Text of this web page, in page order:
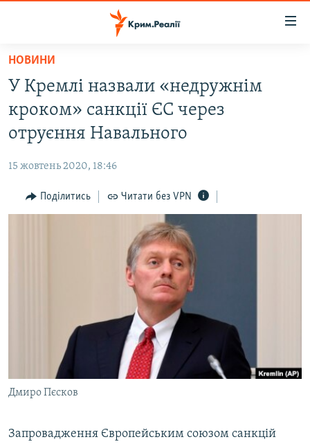
Перейти
основного
матеріалу
Перейти
до
основної
Перейти
до
ВОДА.КРИМ
ВІДЕО ТА ФОТО
БЛОГИ
ПОГЛЯД
ВІДЕОУРОКИ «ELIFBE»
СВІДЧЕННЯ ОКУПАЦІЇ
УКРАЇНСЬКА ПРОБЛЕМА КРИМУ
ІНФОГРАФІКА
ЯК ОБІЙТИ БЛОКУВАННЯ
Qırımtatar
ДОЛУЧАЙСЯ!
НОВИНИ
У Кремлі назвали «недружнім
кроком» санкції ЄС через
отруєння Навального
15 жовтень 2020, 18:46
Поділитись Читати без VPN
Дмиро Пєсков
Запровадження Європейським союзом санкцій